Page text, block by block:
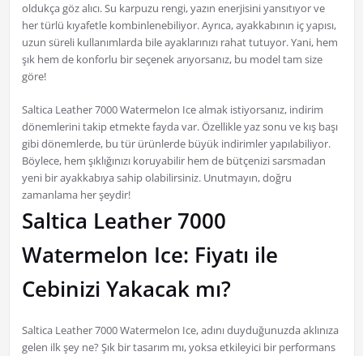
oldukça göz alıcı. Su karpuzu rengi, yazın enerjisini yansıtıyor ve
her türlü kıyafetle kombinlenebiliyor. Ayrıca, ayakkabının iç yapısı,
uzun süreli kullanımlarda bile ayaklarınızı rahat tutuyor. Yani, hem
şık hem de konforlu bir seçenek arıyorsanız, bu model tam size
göre!
Saltica Leather 7000 Watermelon Ice almak istiyorsanız, indirim
dönemlerini takip etmekte fayda var. Özellikle yaz sonu ve kış başı
gibi dönemlerde, bu tür ürünlerde büyük indirimler yapılabiliyor.
Böylece, hem şıklığınızı koruyabilir hem de bütçenizi sarsmadan
yeni bir ayakkabıya sahip olabilirsiniz. Unutmayın, doğru
zamanlama her şeydir!
Saltica Leather 7000
Watermelon Ice: Fiyatı ile
Cebinizi Yakacak mı?
Saltica Leather 7000 Watermelon Ice, adını duyduğunuzda aklınıza
gelen ilk şey ne? Şık bir tasarım mı, yoksa etkileyici bir performans